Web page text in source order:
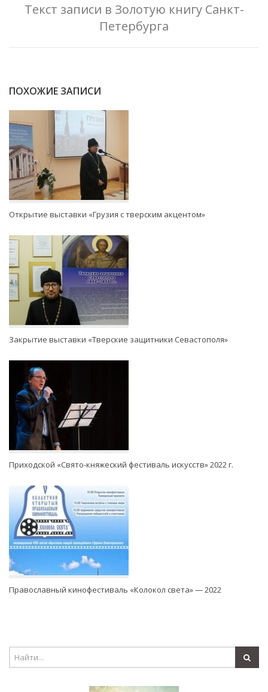
Текст записи в Золотую книгу Санкт-
Петербурга
ПОХОЖИЕ ЗАПИСИ
Открытие выставки «Грузия с тверским акцентом»
Закрытие выставки «Тверские защитники Севастополя»
Приходской «Свято-княжеский фестиваль искусств» 2022 г.
Православный кинофестиваль «Колокол света» — 2022